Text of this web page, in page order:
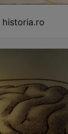
historia.ro